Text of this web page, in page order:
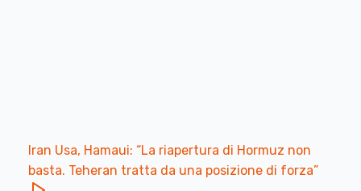
Iran Usa, Hamaui: “La riapertura di Hormuz non
basta. Teheran tratta da una posizione di forza”